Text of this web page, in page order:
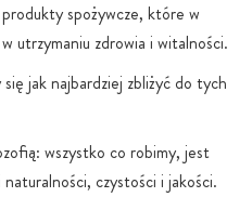
spożywcze, które w
utrzymaniu zdrowia i witalności.
jak najbardziej zbliżyć do tych
wszystko co robimy, jest
czystości i jakości.